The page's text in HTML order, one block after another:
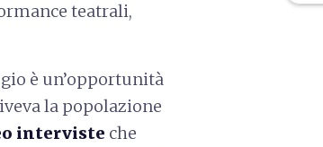
teatrali,
è un’opportunità
la popolazione
interviste che